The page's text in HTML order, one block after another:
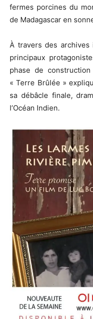
fermes porcines du
de Madagascar en
À travers des
principaux
phase de
« Terre Brûlée »
sa débâcle finale,
l’Océan Indien.